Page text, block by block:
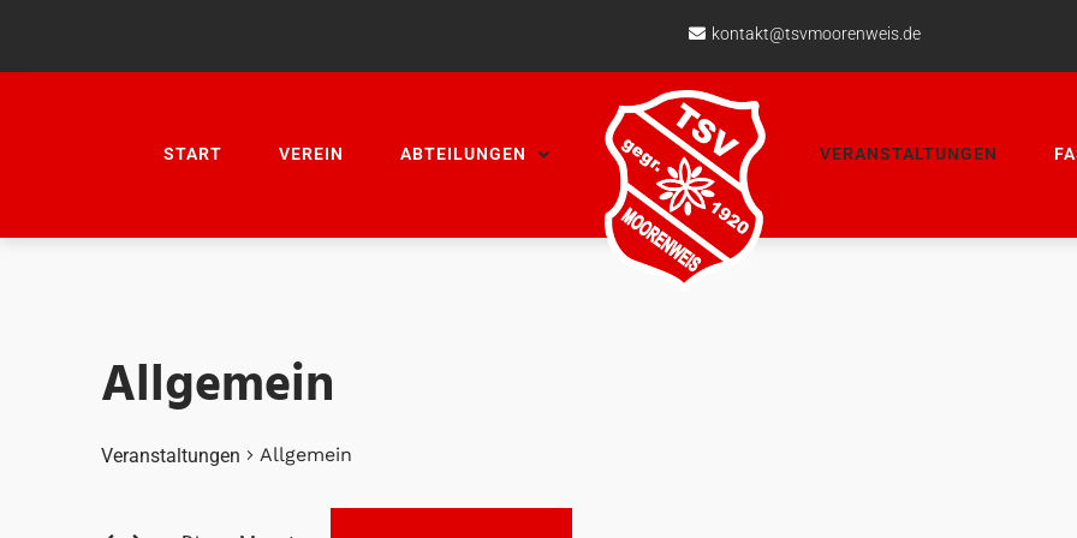
kontakt@tsvmoorenweis.de
START VEREIN ABTEILUNGEN VERANSTALTUNGEN
Allgemein
Veranstaltungen Allgemein